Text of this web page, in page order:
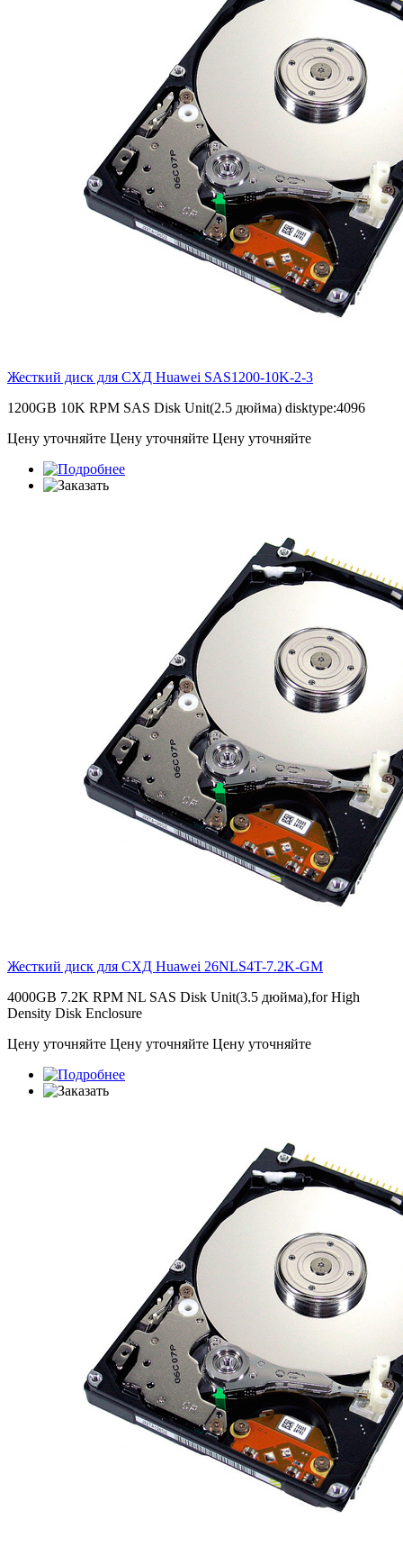
Жесткий диск для СХД Huawei SAS1200-10K-2-3
1200GB 10K RPM SAS Disk Unit(2.5 дюйма) disktype:4096
Цену уточняйте Цену уточняйте Цену уточняйте
Жесткий диск для СХД Huawei 26NLS4T-7.2K-GM
4000GB 7.2K RPM NL SAS Disk Unit(3.5 дюйма),for High
Density Disk Enclosure
Цену уточняйте Цену уточняйте Цену уточняйте